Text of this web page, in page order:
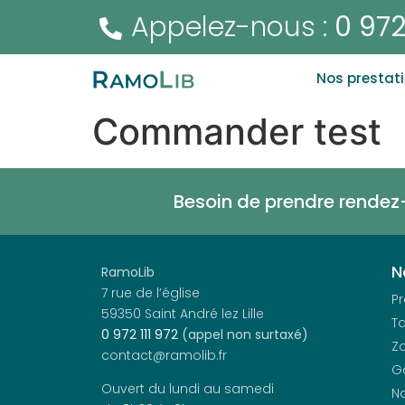
Appelez-nous : 0
Nos
Commander test
Besoin de prendre
RamoLib
7 rue de l’église
59350 Saint André lez Lille
0 972 111 972 (appel non surtaxé)
contact@ramolib.fr
Ouvert du lundi au samedi